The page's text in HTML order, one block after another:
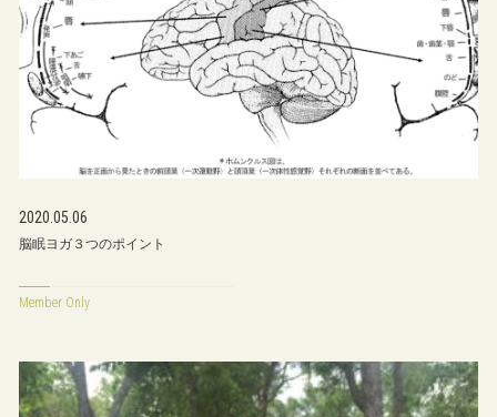
2020.05.06
脳眠ヨガ３つのポイント
Member Only